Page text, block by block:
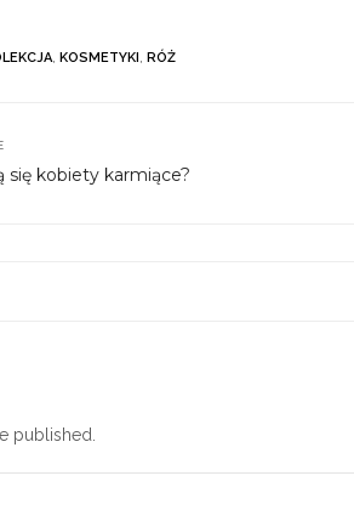
, KOSMETYKI, RÓŻ
się kobiety karmiące?
published.